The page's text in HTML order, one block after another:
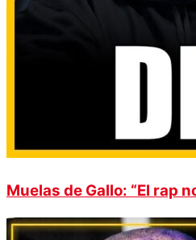
Muelas de Gallo: “El rap